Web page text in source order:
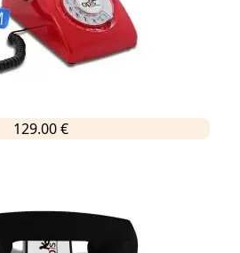
129.00 €